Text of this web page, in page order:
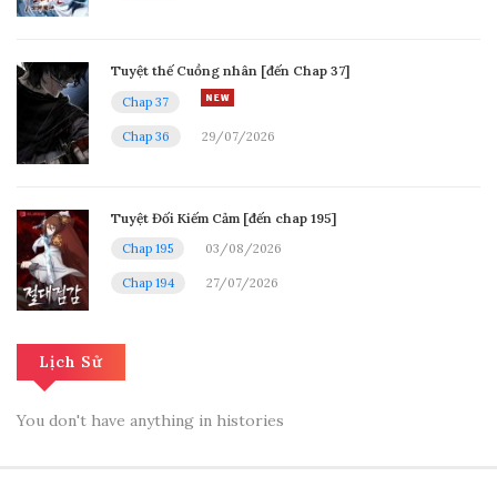
Hồi 123.1 - Đại Tai Ương
25/07/2026
24/07/2026
Hồi 122.1 - Đồng Nhất
24/07/2026
Hồi 121.5 - Đại chiến
Tuyệt thế Cuồng nhân [đến Chap 37]
Chap 37
Chap 36 29/07/2026
Tuyệt Đối Kiếm Cảm [đến chap 195]
Chap 195 03/08/2026
Chap 194 27/07/2026
Lịch Sử
You don't have anything in histories